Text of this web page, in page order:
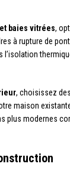
baies vitrées,
à rupture de
l’isolation
, choisissez
maison
plus modernes